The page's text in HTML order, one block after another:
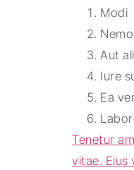
Modi
Aut
Iure
Ea
Tenetur
vitae. Eius